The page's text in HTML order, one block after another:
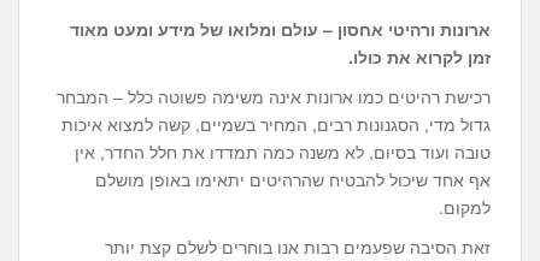
ארונות ורהיטי אחסון – עולם ומלואו של מידע ומעט מאוד
זמן לקרוא את כולו.
רכישת רהיטים כמו ארונות אינה משימה פשוטה כלל – המבחר
גדול מדי, הסגנונות רבים, המחיר בשמיים, קשה למצוא איכות
טובה ועוד בסיום, לא משנה כמה תמדדו את חלל החדר, אין
אף אחד שיכול להבטיח שהרהיטים יתאימו באופן מושלם
למקום.
זאת הסיבה שפעמים רבות אנו בוחרים לשלם קצת יותר